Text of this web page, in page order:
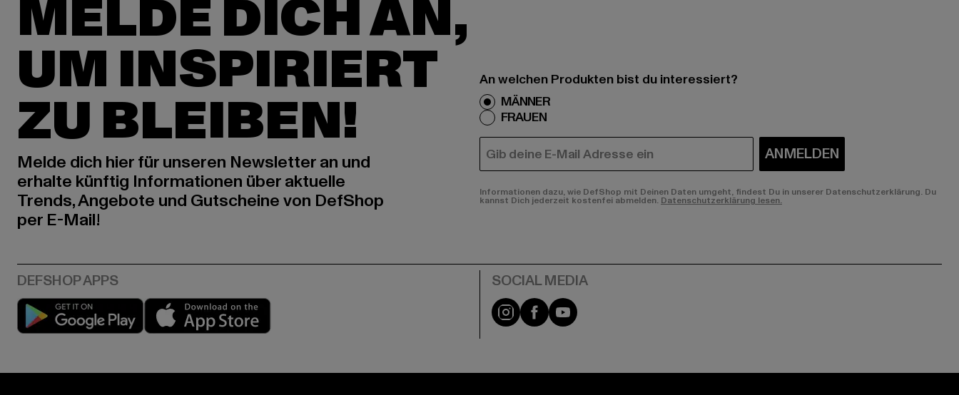
MELDE DICH AN,
UM INSPIRIERT
ZU BLEIBEN!
Melde dich hier für unseren Newsletter an und
erhalte künftig Informationen über aktuelle
Trends, Angebote und Gutscheine von DefShop
per E-Mail!
An welchen Produkten bist du interessiert?
MÄNNER
FRAUEN
E-MAIL ANMELDEN
Informationen dazu, wie DefShop mit Deinen Daten umgeht, findest Du in unserer Datenschutzerklärung. Du
kannst Dich jederzeit kostenfei abmelden. Datenschutzerklärung lesen.
Play market Instagram
FacebookYouTube